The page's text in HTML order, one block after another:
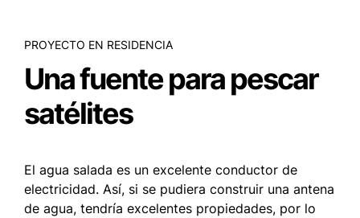
PROYECTO EN RESIDENCIA
Una fuente para pescar
satélites
El agua salada es un excelente conductor de
electricidad. Así, si se pudiera construir una antena
de agua, tendría excelentes propiedades, por lo